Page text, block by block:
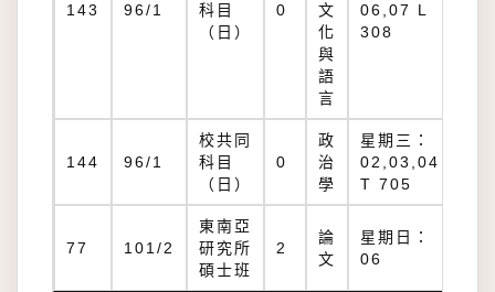
143 96/1
科目
（日）
0
文
化
與
語
言
06,07 L
308
144 96/1
校共同
科目
（日）
0
政
治
學
星期三：
02,03,04
T 705
77 101/2
東南亞
研究所
碩士班
2
論
文
星期日：
06